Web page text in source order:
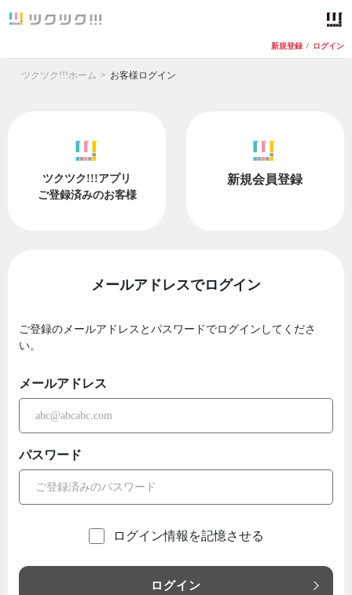
新規登録 / ログイン
ツクツク!!!ホーム お客様ログイン
ツクツク!!!アプリ
ご登録済みのお客様
新規会員登録
メールアドレスでログイン
ご登録のメールアドレスとパスワードでログインしてくださ
い。
メールアドレス
パスワード
ログイン情報を記憶させる
ログイン